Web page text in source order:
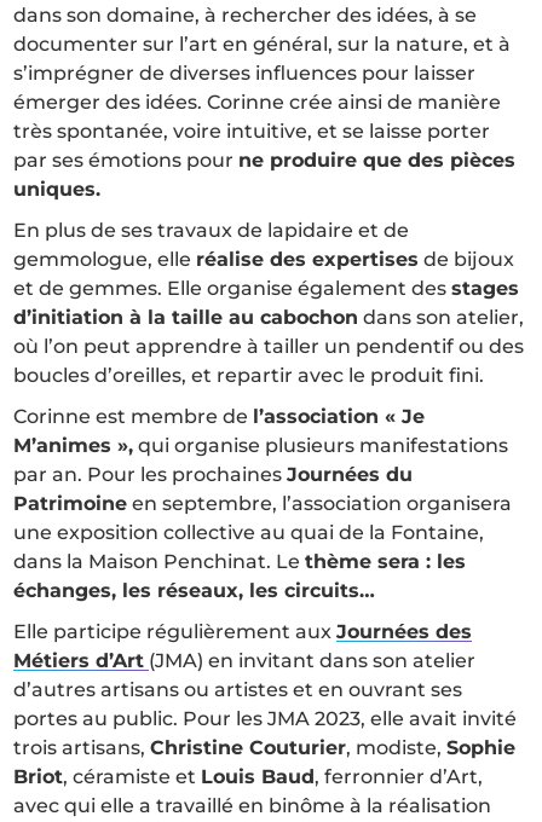
dans son domaine, à rechercher des idées, à se
documenter sur l’art en général, sur la nature, et à
s’imprégner de diverses influences pour laisser
émerger des idées. Corinne crée ainsi de manière
très spontanée, voire intuitive, et se laisse porter
par ses émotions pour ne produire que des pièces
uniques.
En plus de ses travaux de lapidaire et de
gemmologue, elle réalise des expertises de bijoux
et de gemmes. Elle organise également desstages
d’initiation à la taille au cabochon dans son atelier,
où l’on peut apprendre à tailler un pendentif ou des
boucles d’oreilles, et repartir avec le produit fini.
Corinne est membre de l’association « Je
M’animes », qui organise plusieurs manifestations
par an. Pour les prochainesJournées du
Patrimoine en septembre, l’association organisera
une exposition collective au quai de la Fontaine,
dans la Maison Penchinat. Lethème sera : les
échanges, les réseaux, les circuits…
Elle participe régulièrement auxJournées des
Métiers d’Art (JMA) en invitant dans son atelier
d’autres artisans ou artistes et en ouvrant ses
portes au public. Pour les JMA 2023, elle avait invité
trois artisans,Christine Couturier, modiste,Sophie
Briot, céramiste et Louis Baud, ferronnier d’Art,
avec qui elle a travaillé en binôme à la réalisation